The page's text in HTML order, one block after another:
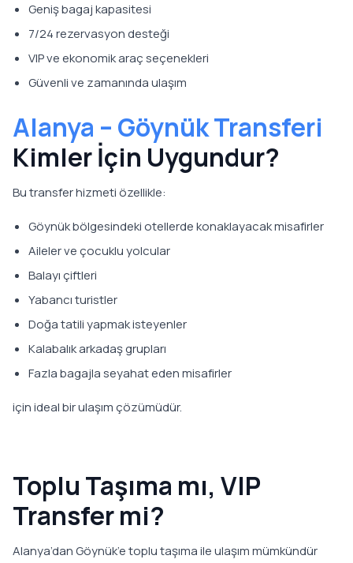
Geniş bagaj kapasitesi
7/24 rezervasyon desteği
VIP ve ekonomik araç seçenekleri
Güvenli ve zamanında ulaşım
Alanya – Göynük Transferi
Kimler İçin Uygundur?
Bu transfer hizmeti özellikle:
Göynük bölgesindeki otellerde konaklayacak misafirler
Aileler ve çocuklu yolcular
Balayı çiftleri
Yabancı turistler
Doğa tatili yapmak isteyenler
Kalabalık arkadaş grupları
Fazla bagajla seyahat eden misafirler
için ideal bir ulaşım çözümüdür.
Toplu Taşıma mı, VIP
Transfer mi?
Alanya’dan Göynük’e toplu taşıma ile ulaşım mümkündür